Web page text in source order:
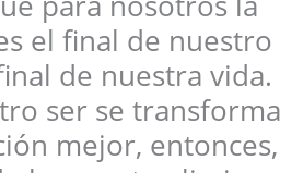
el final de nuestro
de nuestra vida.
ser se transforma
mejor, entonces,